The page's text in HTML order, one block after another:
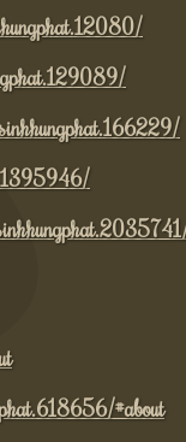
#about